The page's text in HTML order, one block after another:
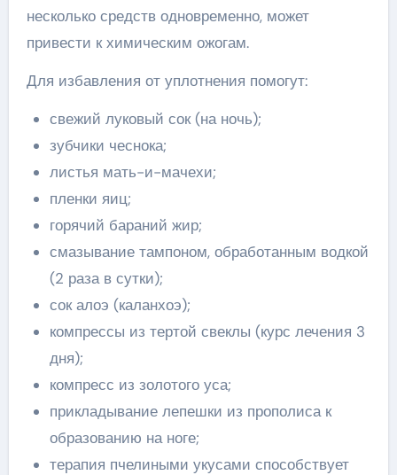
несколько средств одновременно, может
привести к химическим ожогам.
Для избавления от уплотнения помогут:
свежий луковый сок (на ночь);
зубчики чеснока;
листья мать-и-мачехи;
пленки яиц;
горячий бараний жир;
смазывание тампоном, обработанным водкой
(2 раза в сутки);
сок алоэ (каланхоэ);
компрессы из тертой свеклы (курс лечения 3
дня);
компресс из золотого уса;
прикладывание лепешки из прополиса к
образованию на ноге;
терапия пчелиными укусами способствует